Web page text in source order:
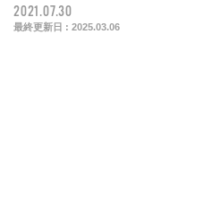
2021.07.30
最終更新日 : 2025.03.06